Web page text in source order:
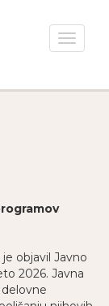
Toggle
objavil Javno
2026. Javna